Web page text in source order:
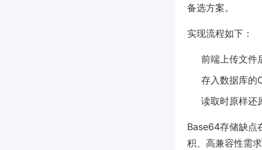
备选方案。
实现流程如下：
前端上传文件
存入数据库的
读取时原样还
Base64存储缺点
积、高兼容性需